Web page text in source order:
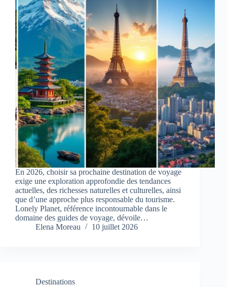
En 2026, choisir sa prochaine destination de voyage
exige une exploration approfondie des tendances
actuelles, des richesses naturelles et culturelles, ainsi
que d’une approche plus responsable du tourisme.
Lonely Planet, référence incontournable dans le
domaine des guides de voyage, dévoile…
Elena Moreau
10 juillet 2026
Destinations